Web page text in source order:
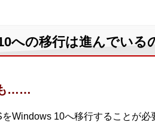
への移行は進んでいる
も……
Windows 10へ移行することが必